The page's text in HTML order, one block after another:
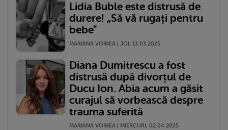
Lidia Buble este distrusă de
durere! „Să vă rugați pentru
bebe"
MARIANA VOINEA | JOI, 13.03.2025
Diana Dumitrescu a fost
distrusă după divorțul de
Ducu Ion. Abia acum a găsit
curajul să vorbească despre
trauma suferită
MARIANA VOINEA | MIERCURI, 02.04.2025